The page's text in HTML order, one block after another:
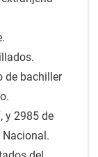
de bachiller
y 2985 de